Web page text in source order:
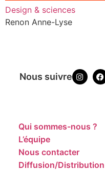
Design & sciences
Renon Anne-Lyse
Nous suivre
Qui sommes-nous ?
L’équipe
Nous contacter
Diffusion/Distribution